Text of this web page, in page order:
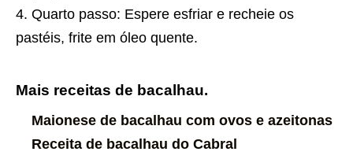
Quarto passo: Espere esfriar e recheie os
pastéis, frite em óleo quente.
Mais receitas de bacalhau.
Maionese de bacalhau com ovos e azeitonas
Receita de bacalhau do Cabral